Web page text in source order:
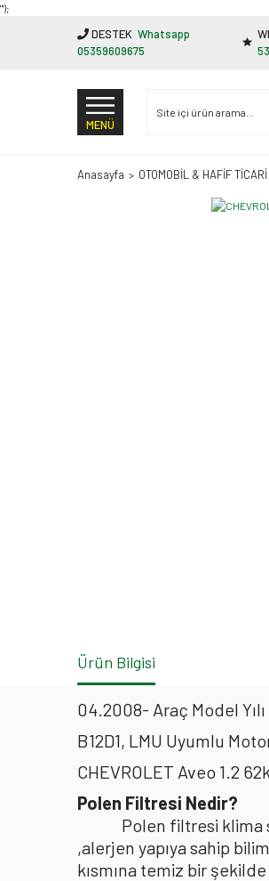
"');
DESTEK Whatsapp
05359609675
MENÜ
Anasayfa OTOMOBİL & HAFİF TİCARİ
Ürün Bilgisi
04.2008- Araç Model
B12D1, LMU Uyumlu
CHEVROLET Aveo 1.2
Polen Filtresi Nedir?
Polen filtresi klima
,alerjen yapıya sahip
kısmına temiz bir